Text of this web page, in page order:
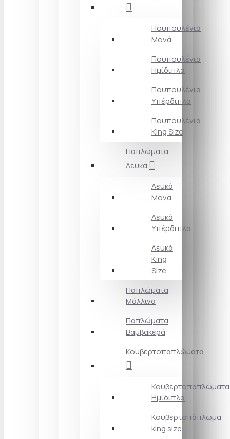
Πουπουλένια
Μονά
Πουπουλένια
Ημίδιπλα
Πουπουλένια
Υπέρδιπλα
Πουπουλένια
King Size
Παπλώματα
Λευκά
Λευκά
Μονά
Λευκά
Υπέρδιπλα
Λευκά
King
Size
Παπλώματα
Μάλλινα
Παπλώματα
Βαμβακερά
Κουβερτοπαπλώματα
Κουβερτοπαπλώματα
Ημίδιπλα
Κουβερτοπάπλωμα
king size